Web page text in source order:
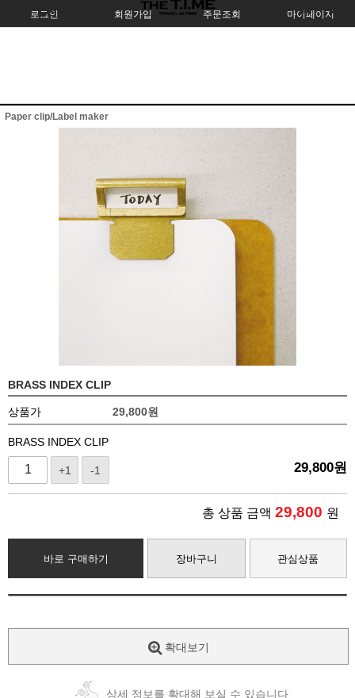
로그인 회원가입 주문조회 마이페이지
Paper clip/Label maker
BRASS INDEX CLIP
상품가 29,800원
BRASS INDEX CLIP
+1 -1 29,800원
총 상품 금액 29,800 원
바로 구매하기 장바구니 관심상품
확대보기
상세 정보를 확대해 보실 수 있습니다